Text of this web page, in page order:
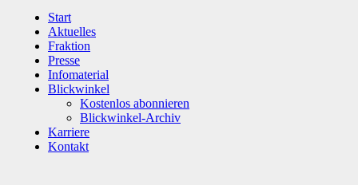
Start
Aktuelles
Fraktion
Presse
Infomaterial
Blickwinkel
Kostenlos abonnieren
Blickwinkel-Archiv
Karriere
Kontakt